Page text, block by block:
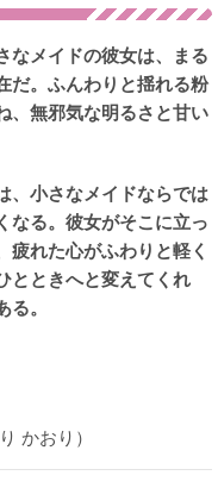
なメイドの彼女は、まる
だ。ふんわりと揺れる粉
、無邪気な明るさと甘い
、小さなメイドならでは
なる。彼女がそこに立っ
疲れた心がふわりと軽く
とときへと変えてくれ
。
かおり）